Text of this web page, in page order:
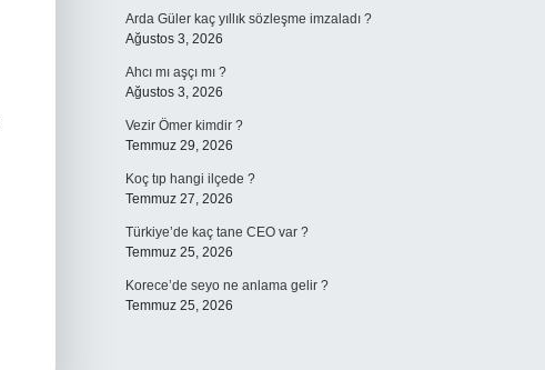
Arda Güler kaç yıllık sözleşme imzaladı ?
Ağustos 3, 2026
Ahcı mı aşçı mı ?
Ağustos 3, 2026
Vezir Ömer kimdir ?
Temmuz 29, 2026
Koç tıp hangi ilçede ?
Temmuz 27, 2026
Türkiye’de kaç tane CEO var ?
Temmuz 25, 2026
Korece’de seyo ne anlama gelir ?
Temmuz 25, 2026